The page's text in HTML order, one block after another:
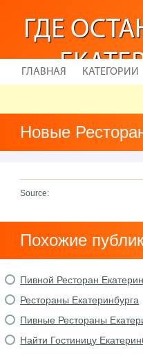
ГДЕ
ГЛАВНАЯ КАТЕГОРИИ
Новые
Source:
Похожие
Пивной Ресторан
Рестораны Екатеринбурга
Пивные Рестораны
Найти Гостиницу